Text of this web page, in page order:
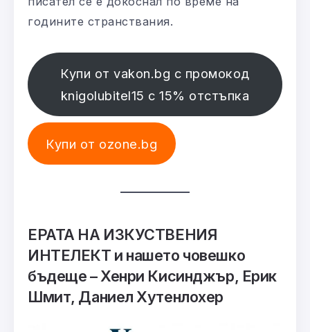
годините странствания.
Купи от vakon.bg с промокод
knigolubitel15 с 15% отстъпка
Купи от ozone.bg
ЕРАТА НА ИЗКУСТВЕНИЯ
ИНТЕЛЕКТ и нашето човешко
бъдеще – Хенри Кисинджър, Ерик
Шмит, Даниел Хутенлохер